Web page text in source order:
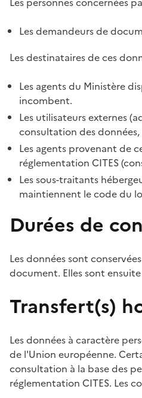
Les demandeurs de
Les destinataires de ces
Les agents du Ministère
incombent.
Les utilisateurs externes
consultation des données,
Les agents provenant de
réglementation CITES
Les sous-traitants
maintiennent le code du
Durées de
Les données sont
document. Elles sont
Transfert(s)
Les données à caractère
de l'Union européenne.
consultation à la base des
réglementation CITES. Les